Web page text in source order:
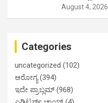
August 4, 2026
Categories
uncategorized (102)
ಆರೋಗ್ಯ(394)
ಇದೇ ಪ್ರಾಬ್ಲಮ್ (968)